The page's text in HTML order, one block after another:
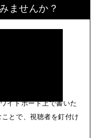
ませんか？
イトボード上で書いた
とで、視聴者を釘付け